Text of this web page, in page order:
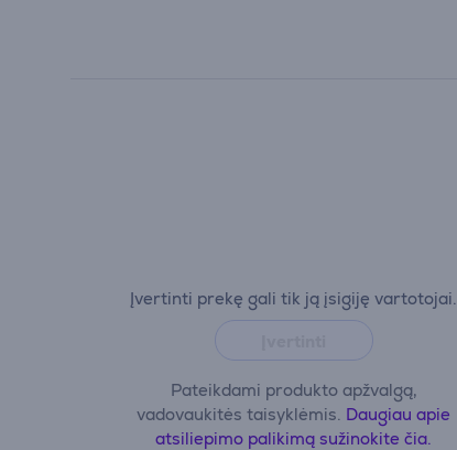
Įvertinti prekę gali tik ją įsigiję vartotojai.
Pateikdami produkto apžvalgą,
vadovaukitės taisyklėmis. Daugiau apie
atsiliepimo palikimą sužinokite čia.